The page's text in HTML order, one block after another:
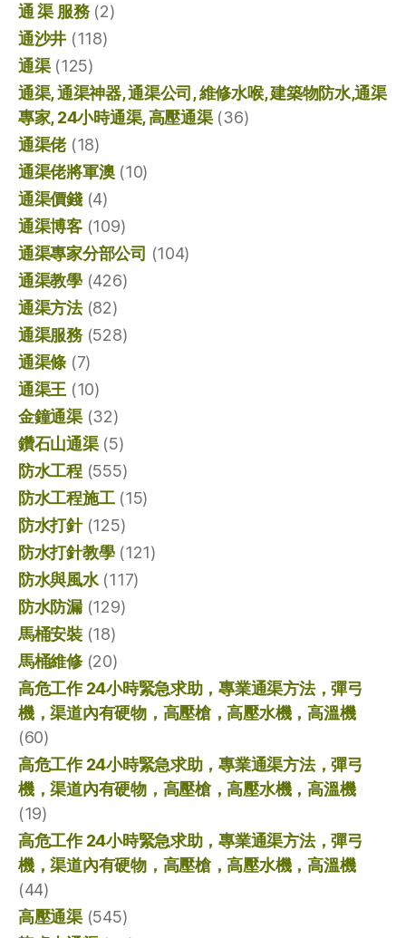
通 渠 服務(2)
通沙井 (118)
通渠(125)
通渠, 通渠神器, 通渠公司, 維修水喉, 建築物防水,通渠
專家, 24小時通渠, 高壓通渠(36)
通渠佬(18)
通渠佬將軍澳(10)
通渠價錢(4)
通渠博客(109)
通渠專家分部公司 (104)
通渠教學(426)
通渠方法(82)
通渠服務(528)
通渠條 (7)
通渠王 (10)
金鐘通渠(32)
鑽石山通渠(5)
防水工程(555)
防水工程施工(15)
防水打針(125)
防水打針教學(121)
防水與風水(117)
防水防漏(129)
馬桶安裝(18)
馬桶維修(20)
高危工作 24小時緊急求助，專業通渠方法，彈弓
機，渠道內有硬物，高壓槍，高壓水機，高溫機
(60)
高危工作 24小時緊急求助，專業通渠方法，彈弓
機，渠道內有硬物，高壓槍，高壓水機，高溫機
(19)
高危工作 24小時緊急求助，專業通渠方法，彈弓
機，渠道內有硬物，高壓槍，高壓水機，高溫機
(44)
高壓通渠(545)